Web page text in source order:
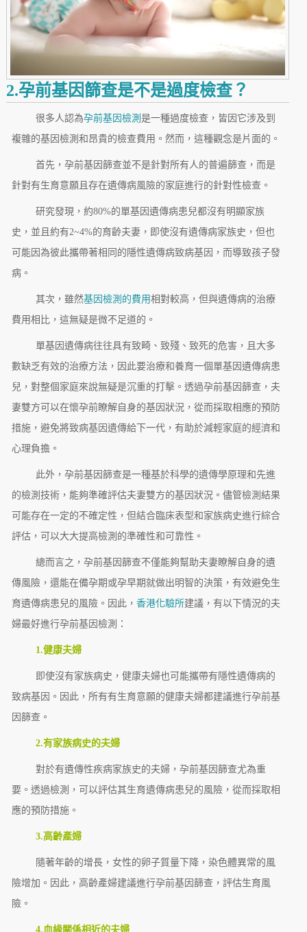
2.孕前基因篩查是不是過度檢查？
很多人認為孕前基因檢測 是一種過度檢查，皆因它涉及到
複雜的基因檢測和昂貴的檢查費用。然而，這種觀念是片面的。
首先，孕前基因篩查並不是針對所有人的普遍篩查，而是
針對有生育意願且存在遺傳病風險的家庭進行的針對性檢查。
研究發現，約80%的單基因遺傳病患兒都沒有明顯家族
史，並且約有2~4%的育齡夫妻，即使沒有遺傳病家族史，但也
可能因為彼此攜帶著相同的隱性遺傳病致病基因，而導致孩子發
病。
其次，雖然基因檢測的費用相對較高，但與遺傳病的治療
費用相比，這無疑是微不足道的。
單基因遺傳病往往具有致畸、致殘、致死的危害，且大多
數缺乏有效的治療方法，因此要治療和養育一個單基因遺傳病患
兒，對整個家庭來說無疑是沉重的打擊。透過孕前基因篩查，夫
妻雙方可以在懷孕前瞭解自身的基因狀況，從而採取相應的預防
措施，避免將致病基因遺傳給下一代，有助於減輕家庭的經濟和
心理負擔。
此外，孕前基因篩查是一種基於科學的遺傳學原理和先進
的檢測技術，能夠準確評估夫妻雙方的基因狀況。儘管檢測結果
可能存在一定的不確定性，但結合臨床表型和家族病史進行綜合
評估，可以大大提高檢測的準確性和可靠性。
總而言之，孕前基因篩查不僅能夠幫助夫妻瞭解自身的遺
傳風險，還能在備孕期或孕早期就做出明智的決策，有效避免生
育遺傳病患兒的風險。因此， 香港化驗所建議，有以下情況的夫
婦最好進行孕前基因檢測：
1.健康夫婦
即使沒有家族病史，健康夫婦也可能攜帶有隱性遺傳病的
致病基因。因此，所有有生育意願的健康夫婦都建議進行孕前基
因篩查。
2.有家族病史的夫婦
對於有遺傳性疾病家族史的夫婦，孕前基因篩查尤為重
要。透過檢測，可以評估其生育遺傳病患兒的風險，從而採取相
應的預防措施。
3.高齡產婦
隨著年齡的增長，女性的卵子質量下降，染色體異常的風
險增加。因此，高齡產婦建議進行孕前基因篩查，評估生育風
險。
4.血緣關係相近的夫婦